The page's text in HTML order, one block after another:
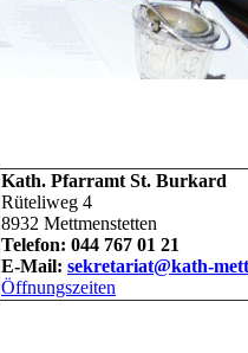
Kath. Pfarramt St. Burkard
Rüteliweg 4
8932 Mettmenstetten
Telefon: 044 767 01 21
E-Mail: sekretariat@kath-
Öffnungszeiten